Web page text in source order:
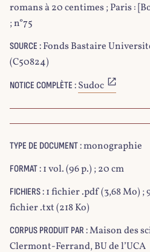
romans à 20 centimes ; Paris :
; n°75
SOURCE : Fonds Bastaire
(C50824)
NOTICE COMPLÈTE : Sudoc
TYPE DE DOCUMENT :monographie
FORMAT : 1 vol. (96 p.) ; 20 cm
FICHIERS : 1 fichier .pdf (3,68 Mo) ;
fichier .txt (218 Ko)
CORPUS PRODUIT PAR :Maison des
Clermont-Ferrand, BU de l’UCA